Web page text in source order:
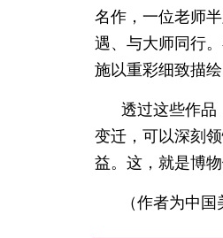
名作，一位老师
遇、与大师同行
施以重彩细致描
透过这些作品
变迁，可以深刻
益。这，就是博
（作者为中